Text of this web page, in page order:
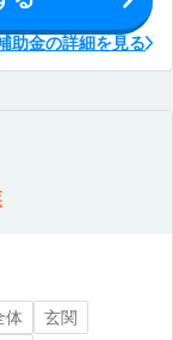
助金の詳細を見る
体
玄関